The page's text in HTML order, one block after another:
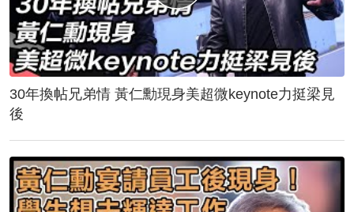
30年換帖兄弟情 黃仁勳現身美超微keynote力挺梁見
後